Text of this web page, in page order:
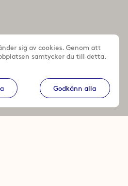
sig av cookies. Genom att
samtycker du till detta.
Godkänn alla